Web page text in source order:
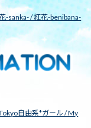
-sanka- / 紅花-benibana-
Tokyo自由系*ガール / My